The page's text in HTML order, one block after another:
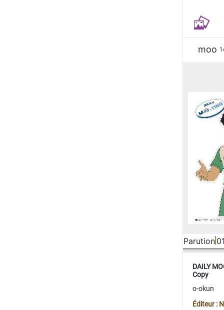
moo
Parution
DAILY
Copy
o-okun
Éditeur :